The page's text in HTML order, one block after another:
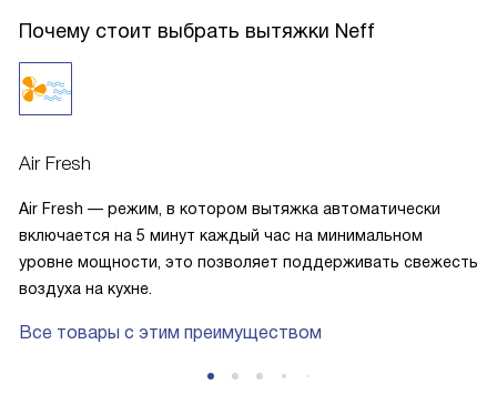
Почему стоит выбрать вытяжки Neff
Air Fresh
Air Fresh — режим, в котором вытяжка автоматически
включается на 5 минут каждый час на минимальном
уровне мощности, это позволяет поддерживать свежесть
воздуха на кухне.
Все товары с этим преимуществом